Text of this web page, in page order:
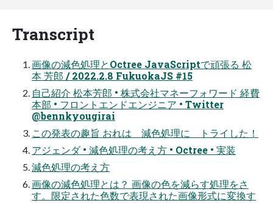
Transcript
画像の減色処理とOctree JavaScriptで頑張る 松
本 芳郎 / 2022.2.8 FukuokaJS #15
自己紹介 松本芳郎 • 株式会社マネーフォワード 経費
本部 • フロントエンドエンジニア • Twitter
@bennkyougirai
この発表の趣旨 おれは 減色処理に トライした！
アジェンダ • 減色処理の考え方 • Octree • 実装
減色処理の考え方
画像の減色処理とは？ 画像の色を減らす処理をさ
す。限定された色数で表現された画像形式に変換す